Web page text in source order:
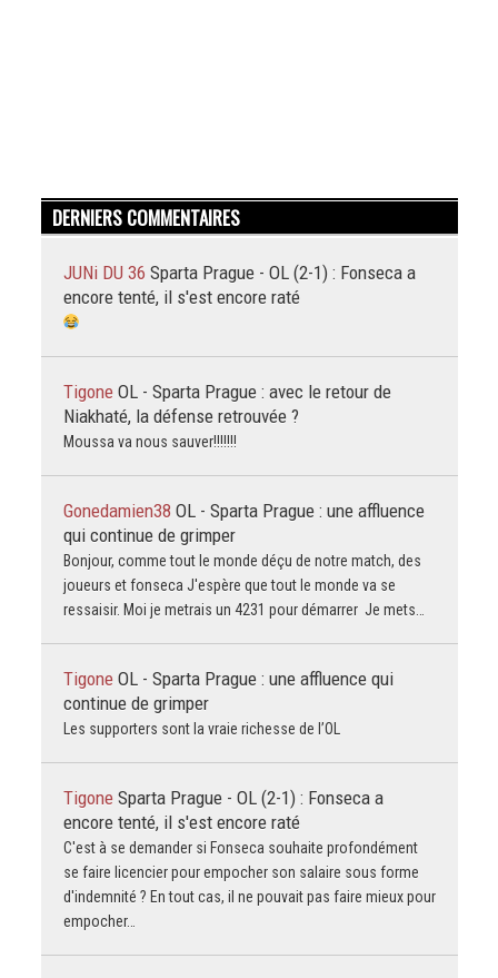
DERNIERS COMMENTAIRES
JUNi DU 36 Sparta Prague - OL (2-1) : Fonseca a
encore tenté, il s'est encore raté
Tigone OL - Sparta Prague : avec le retour de
Niakhaté, la défense retrouvée ?
Moussa va nous sauver!!!!!!!
Gonedamien38 OL - Sparta Prague : une affluence
qui continue de grimper
Bonjour, comme tout le monde déçu de notre match, des
joueurs et fonseca J'espère que tout le monde va se
ressaisir. Moi je metrais un 4231 pour démarrer Je mets…
Tigone OL - Sparta Prague : une affluence qui
continue de grimper
Les supporters sont la vraie richesse de l’OL
Tigone Sparta Prague - OL (2-1) : Fonseca a
encore tenté, il s'est encore raté
C'est à se demander si Fonseca souhaite profondément
se faire licencier pour empocher son salaire sous forme
d'indemnité ? En tout cas, il ne pouvait pas faire mieux pour
empocher…